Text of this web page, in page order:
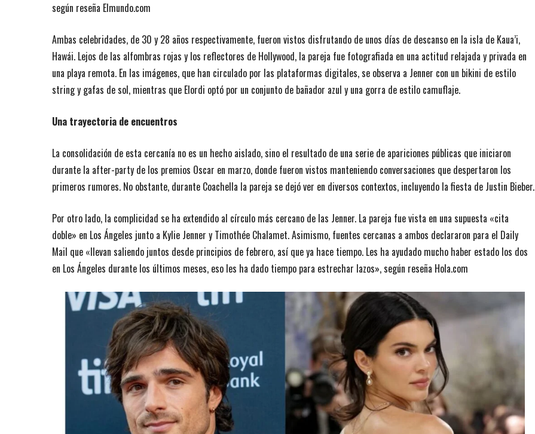
según reseña Elmundo.com
Ambas celebridades, de 30 y 28 años respectivamente, fueron vistos disfrutando de unos días de descanso en la isla de Kaua’i,
Hawái. Lejos de las alfombras rojas y los reflectores de Hollywood, la pareja fue fotografiada en una actitud relajada y privada en
una playa remota. En las imágenes, que han circulado por las plataformas digitales, se observa a Jenner con un bikini de estilo
string y gafas de sol, mientras que Elordi optó por un conjunto de bañador azul y una gorra de estilo camuflaje.
Una trayectoria de encuentros
La consolidación de esta cercanía no es un hecho aislado, sino el resultado de una serie de apariciones públicas que iniciaron
durante la after-party de los premios Oscar en marzo, donde fueron vistos manteniendo conversaciones que despertaron los
primeros rumores. No obstante, durante Coachella la pareja se dejó ver en diversos contextos, incluyendo la fiesta de Justin Bieber.
Por otro lado, la complicidad se ha extendido al círculo más cercano de las Jenner. La pareja fue vista en una supuesta «cita
doble» en Los Ángeles junto a Kylie Jenner y Timothée Chalamet. Asimismo, fuentes cercanas a ambos declararon para el Daily
Mail que «llevan saliendo juntos desde principios de febrero, así que ya hace tiempo. Les ha ayudado mucho haber estado los dos
en Los Ángeles durante los últimos meses, eso les ha dado tiempo para estrechar lazos», según reseña Hola.com